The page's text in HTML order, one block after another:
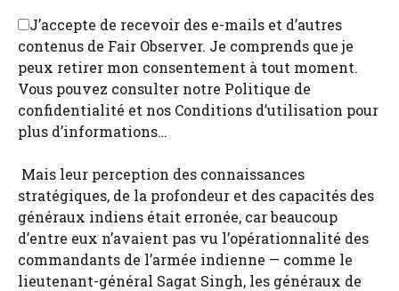
J’accepte de recevoir des e-mails et d’autres
contenus de Fair Observer. Je comprends que je
peux retirer mon consentement à tout moment.
Vous pouvez consulter notre Politique de
confidentialité et nos Conditions d’utilisation pour
plus d’informations…
Mais leur perception des connaissances
stratégiques, de la profondeur et des capacités des
généraux indiens était erronée, car beaucoup
d’entre eux n’avaient pas vu l’opérationnalité des
commandants de l’armée indienne — comme le
lieutenant-général Sagat Singh, les généraux de